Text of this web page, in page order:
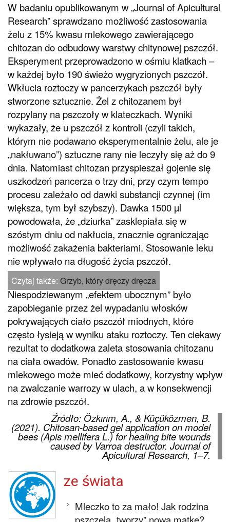
W badaniu opublikowanym w „Journal of Apicultural
Research” sprawdzano możliwość zastosowania
żelu z 15% kwasu mlekowego zawierającego
chitozan do odbudowy warstwy chitynowej pszczół.
Eksperyment przeprowadzono w ośmiu klatkach –
w każdej było 190 świeżo wygryzionych pszczół.
Wkłucia roztoczy w pancerzykach pszczół były
stworzone sztucznie. Żel z chitozanem był
rozpylany na pszczoły w klateczkach. Wyniki
wykazały, że u pszczół z kontroli (czyli takich,
którym nie podawano eksperymentalnie żelu, ale je
„nakłuwano”) sztuczne rany nie leczyły się aż do 9
dnia. Natomiast chitozan przyspieszał gojenie się
uszkodzeń pancerza o trzy dni, przy czym tempo
procesu zależało od dawki substancji czynnej (im
większa, tym był szybszy). Dawka 1500 µl
powodowała, że „dziurka” zasklepiała się w
szóstym dniu od nakłucia, znacznie ograniczając
możliwość zakażenia bakteriami. Stosowanie leku
nie wpływało na długość życia pszczół.
Czytaj także:Grzyb, który dręczy dręcza
Niespodziewanym „efektem ubocznym” było
zapobieganie przez żel wypadaniu włosków
pokrywających ciało pszczół miodnych, które
często łysieją w wyniku ataku roztoczy. Ten ciekawy
rezultat to dodatkowa zaleta stosowania chitozanu
na ciała owadów. Ponadto zastosowanie kwasu
mlekowego może mieć dodatkowy, korzystny wpływ
na zwalczanie warrozy w ulach, a w konsekwencji
na zdrowie pszczół.
Źródło: Özkırım, A., & Küçüközmen, B.
(2021). Chitosan-based gel application on model
bees (Apis mellifera L.) for healing bite wounds
caused by Varroa destructor. Journal of
Apicultural Research, 1–7.
ze świata
Mleczko to za mało! Jak rodzina